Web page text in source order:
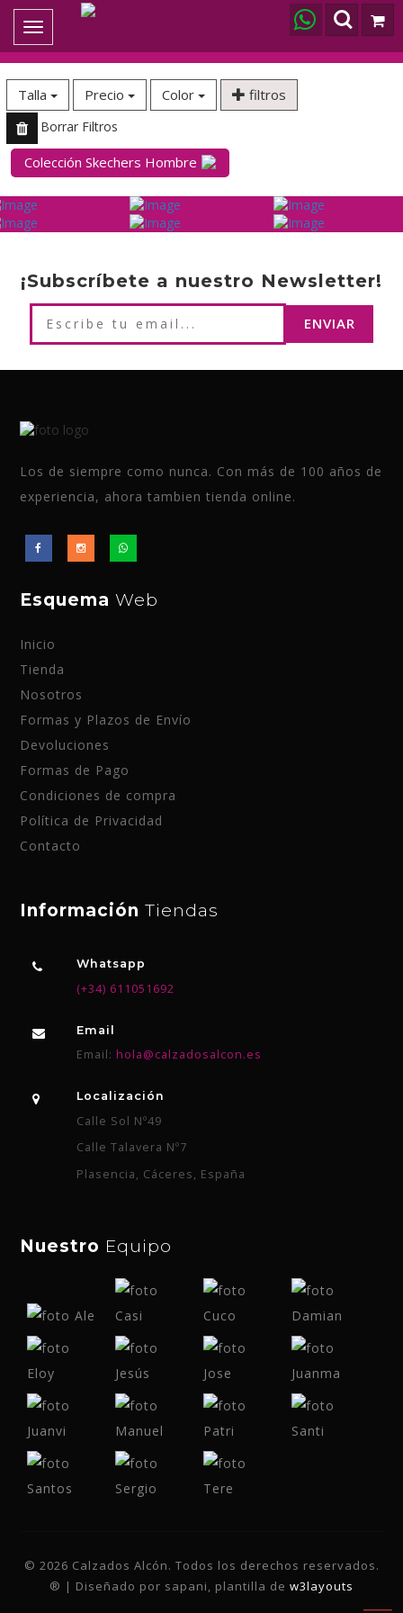
Toggle
Talla Precio Color filtros
Borrar Filtros
Colección Skechers Hombre
¡Subscríbete a nuestro Newsletter!
Los de siempre como nunca. Con más de 100 años de
experiencia, ahora tambien tienda online.
Esquema Web
Inicio
Tienda
Nosotros
Formas y Plazos de Envío
Devoluciones
Formas de Pago
Condiciones de compra
Política de Privacidad
Contacto
InformaciónTiendas
Whatsapp
(+34) 611051692
Email
Email: hola@calzadosalcon.es
Localización
Calle Sol Nº49
Calle Talavera Nº7
Plasencia, Cáceres, España
Nuestro Equipo
© 2026 Calzados Alcón. Todos los derechos reservados.
® | Diseñado por sapani, plantilla de w3layouts